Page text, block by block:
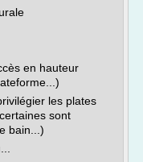
en hauteur
les plates
sont
bain...)